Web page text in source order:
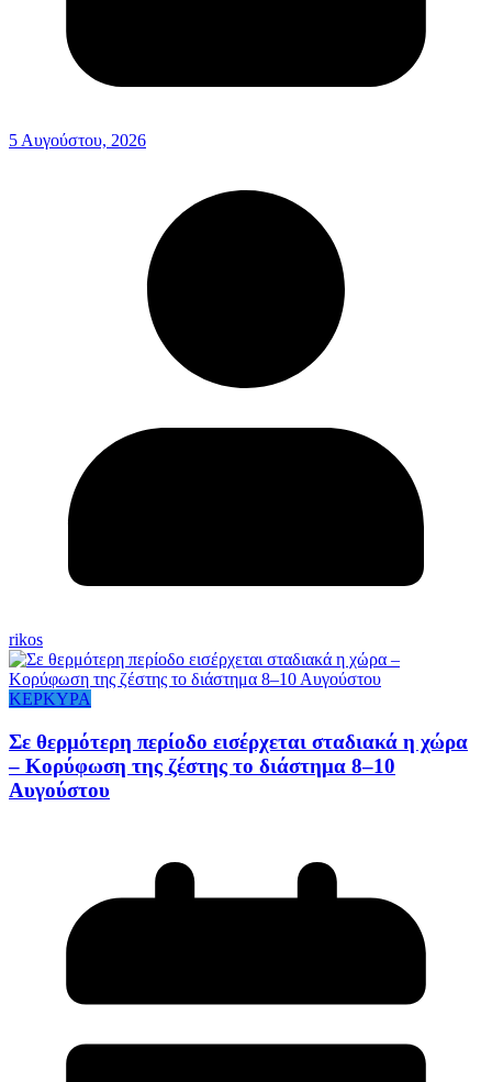
5 Αυγούστου, 2026
rikos
ΚΕΡΚΥΡΑ
Σε θερμότερη περίοδο εισέρχεται σταδιακά η χώρα
– Κορύφωση της ζέστης το διάστημα 8–10
Αυγούστου